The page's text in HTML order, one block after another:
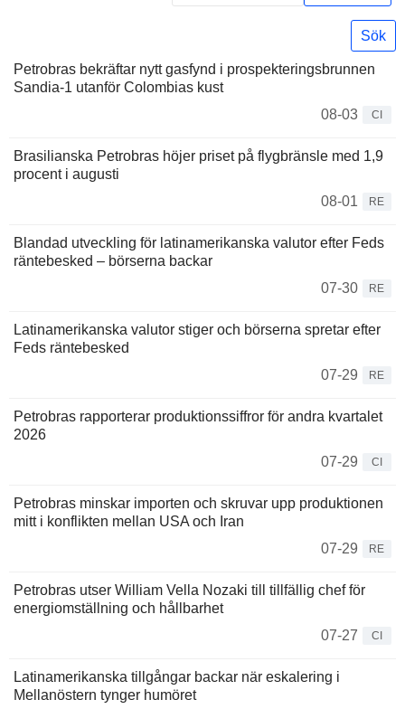
Sök
Petrobras bekräftar nytt gasfynd i prospekteringsbrunnen
Sandia-1 utanför Colombias kust
08-03
CI
Brasilianska Petrobras höjer priset på flygbränsle med 1,9
procent i augusti
08-01
RE
Blandad utveckling för latinamerikanska valutor efter Feds
räntebesked – börserna backar
07-30
RE
Latinamerikanska valutor stiger och börserna spretar efter
Feds räntebesked
07-29
RE
Petrobras rapporterar produktionssiffror för andra kvartalet
2026
07-29
CI
Petrobras minskar importen och skruvar upp produktionen
mitt i konflikten mellan USA och Iran
07-29
RE
Petrobras utser William Vella Nozaki till tillfällig chef för
energiomställning och hållbarhet
07-27
CI
Latinamerikanska tillgångar backar när eskalering i
Mellanöstern tynger humöret